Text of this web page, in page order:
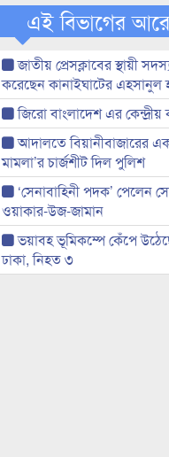
এই বিভাগের
জাতীয় প্রেসক্লাবের স্থায়ী
করেছেন কানাইঘাটের
জিরো বাংলাদেশ এর কেন্দ্রীয়
আদালতে বিয়ানীবাজারের এক
মামলা’র চার্জশীট দিল পুলিশ
‘সেনাবাহিনী পদক’ পেলেন
ওয়াকার-উজ-জামান
ভয়াবহ ভূমিকম্পে কেঁপে
ঢাকা, নিহত ৩